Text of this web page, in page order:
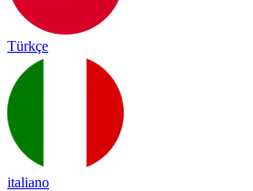
Türkçe
italiano